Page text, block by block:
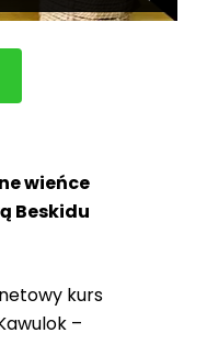
wieńce
Beskidu
kurs
–